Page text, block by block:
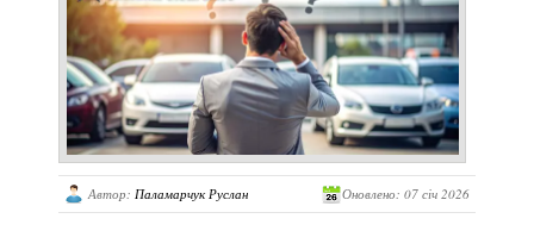
Автор: Паламарчук Руслан Оновлено: 07 січ 2026